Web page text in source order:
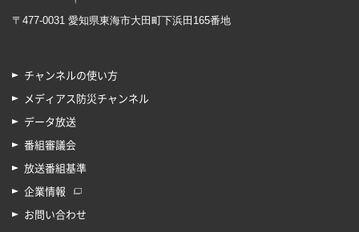
〒477-0031 愛知県東海市大田町下浜田165番地
チャンネルの使い方
メディアス防災チャンネル
データ放送
番組審議会
放送番組基準
企業情報
お問い合わせ